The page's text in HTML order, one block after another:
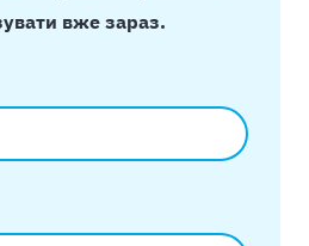
вже зараз.